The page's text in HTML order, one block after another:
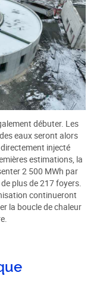
débuter. Les
eaux seront alors
injecté
estimations, la
2 500 MWh par
plus de 217 foyers.
continueront
la boucle de chaleur